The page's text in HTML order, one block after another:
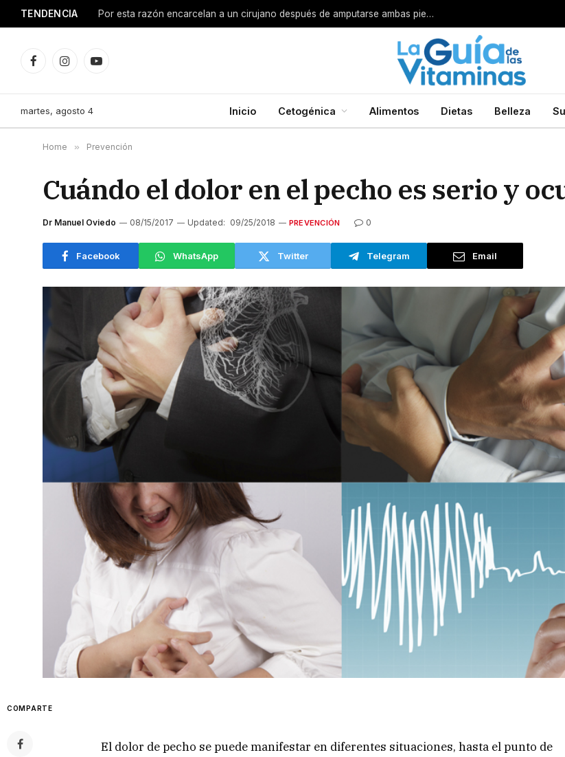
TENDENCIA Por esta razón encarcelan a un cirujano después de amputarse ambas piernas
FacebookInstagramYouTube
martes, agosto 4 Inicio Cetogénica Alimentos Dietas Belleza
Home » Prevención
Cuándo el dolor en el pecho es serio y
Dr Manuel Oviedo 08/15/2017 Updated: 09/25/2018 PREVENCIÓN 0
Facebook WhatsApp Twitter Telegram Email
COMPARTE
El dolor de pecho se puede manifestar en diferentes situaciones, hasta el punto de